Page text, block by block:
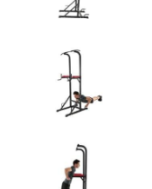
> Retrouvez vos
> Cliquez sur le
une question ».